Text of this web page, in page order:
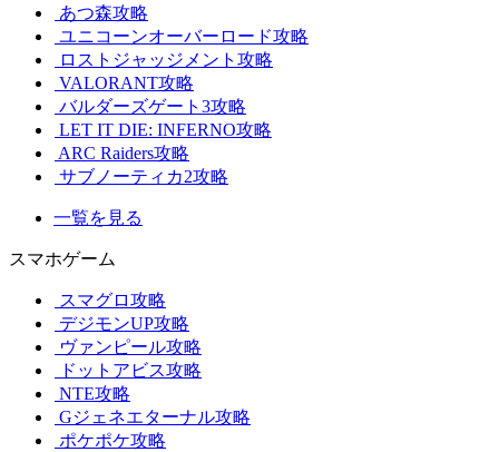
あつ森攻略
ユニコーンオーバーロード攻略
ロストジャッジメント攻略
VALORANT攻略
バルダーズゲート3攻略
LET IT DIE: INFERNO攻略
ARC Raiders攻略
サブノーティカ2攻略
一覧を見る
スマホゲーム
スマグロ攻略
デジモンUP攻略
ヴァンピール攻略
ドットアビス攻略
NTE攻略
Gジェネエターナル攻略
ポケポケ攻略